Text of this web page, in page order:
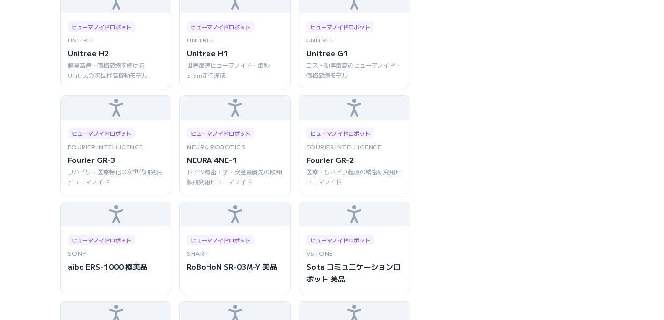
ヒューマノイドロボット
UNITREE
Unitree H2
軽量高速・価格破壊を続ける
Unitreeの次世代高機動モデル
ヒューマノイドロボット
UNITREE
Unitree H1
世界最速ヒューマノイド・毎秒
3.3m走行達成
ヒューマノイドロボット
UNITREE
Unitree G1
コスト効率最高のヒューマノイド・
価格破壊モデル
ヒューマノイドロボット
FOURIER INTELLIGENCE
Fourier GR-3
リハビリ・医療特化の次世代研究用
ヒューマノイド
ヒューマノイドロボット
NEURA ROBOTICS
NEURA 4NE-1
ドイツ精密工学・安全最優先の欧州
製研究用ヒューマノイド
ヒューマノイドロボット
FOURIER INTELLIGENCE
Fourier GR-2
医療・リハビリ起源の精密研究用ヒ
ューマノイド
ヒューマノイドロボット
SONY
aibo ERS-1000 極美品
ヒューマノイドロボット
SHARP
RoBoHoN SR-03M-Y 美品
ヒューマノイドロボット
VSTONE
Sota コミュニケーションロ
ボット 美品